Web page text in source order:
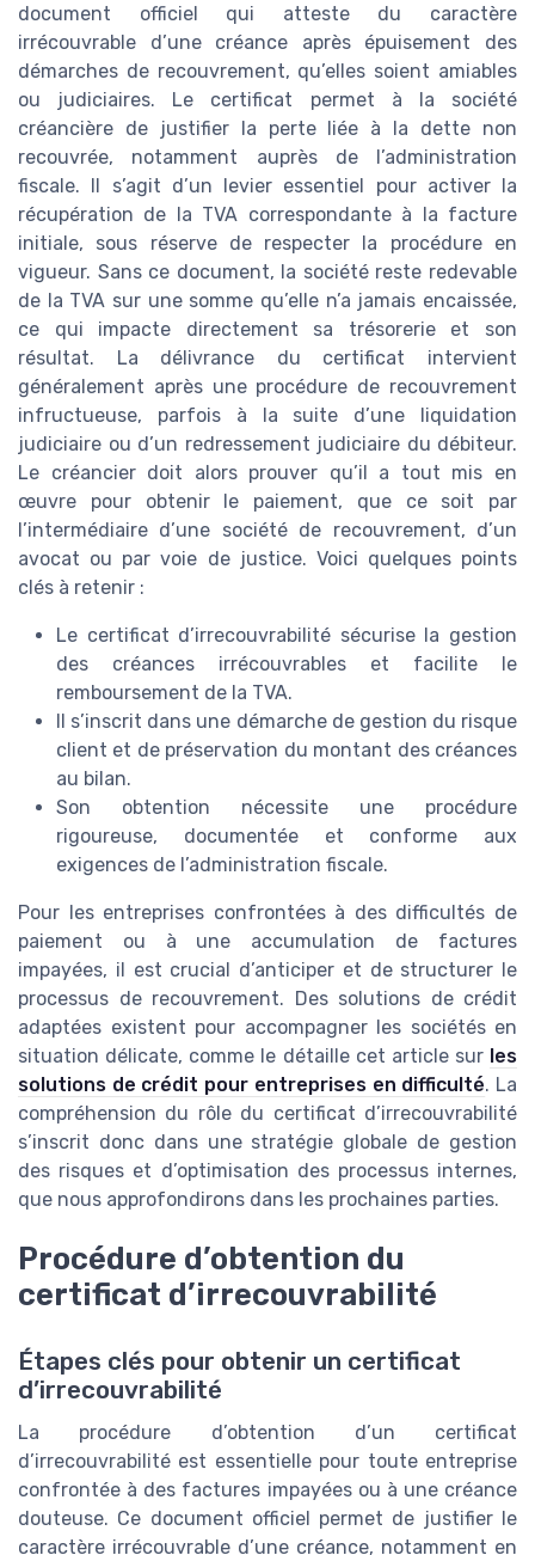
document officiel qui atteste du caractère
irrécouvrable d’une créance après épuisement des
démarches de recouvrement, qu’elles soient amiables
ou judiciaires. Le certificat permet à la société
créancière de justifier la perte liée à la dette non
recouvrée, notamment auprès de l’administration
fiscale. Il s’agit d’un levier essentiel pour activer la
récupération de la TVA correspondante à la facture
initiale, sous réserve de respecter la procédure en
vigueur. Sans ce document, la société reste redevable
de la TVA sur une somme qu’elle n’a jamais encaissée,
ce qui impacte directement sa trésorerie et son
résultat. La délivrance du certificat intervient
généralement après une procédure de recouvrement
infructueuse, parfois à la suite d’une liquidation
judiciaire ou d’un redressement judiciaire du débiteur.
Le créancier doit alors prouver qu’il a tout mis en
œuvre pour obtenir le paiement, que ce soit par
l’intermédiaire d’une société de recouvrement, d’un
avocat ou par voie de justice. Voici quelques points
clés à retenir :
Le certificat d’irrecouvrabilité sécurise la gestion
des créances irrécouvrables et facilite le
remboursement de la TVA.
Il s’inscrit dans une démarche de gestion du risque
client et de préservation du montant des créances
au bilan.
Son obtention nécessite une procédure
rigoureuse, documentée et conforme aux
exigences de l’administration fiscale.
Pour les entreprises confrontées à des difficultés de
paiement ou à une accumulation de factures
impayées, il est crucial d’anticiper et de structurer le
processus de recouvrement. Des solutions de crédit
adaptées existent pour accompagner les sociétés en
situation délicate, comme le détaille cet article sur les
solutions de crédit pour entreprises en difficulté. La
compréhension du rôle du certificat d’irrecouvrabilité
s’inscrit donc dans une stratégie globale de gestion
des risques et d’optimisation des processus internes,
que nous approfondirons dans les prochaines parties.
Procédure d’obtention du
certificat d’irrecouvrabilité
Étapes clés pour obtenir un certificat
d’irrecouvrabilité
La procédure d’obtention d’un certificat
d’irrecouvrabilité est essentielle pour toute entreprise
confrontée à des factures impayées ou à une créance
douteuse. Ce document officiel permet de justifier le
caractère irrécouvrable d’une créance, notamment en